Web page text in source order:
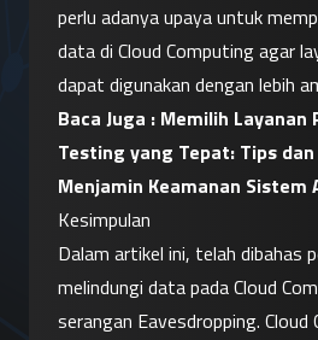
perlu adanya upaya untuk
data di Cloud Computing agar
dapat digunakan dengan lebih
Baca Juga : Memilih Layanan
Testing yang Tepat: Tips
Menjamin Keamanan Sistem
Kesimpulan
Dalam artikel ini, telah dibahas
melindungi data pada Cloud
serangan Eavesdropping.